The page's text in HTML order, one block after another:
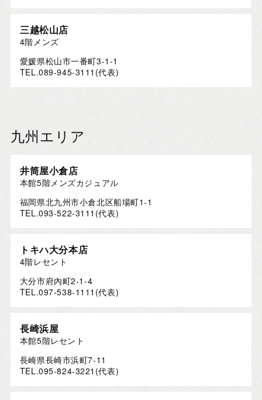
三越松山店
4階メンズ
愛媛県松山市一番町3-1-1
TEL.089-945-3111(代表)
九州エリア
井筒屋小倉店
本館5階メンズカジュアル
福岡県北九州市小倉北区船場町1-1
TEL.093-522-3111(代表)
トキハ大分本店
4階レセント
大分市府內町2-1-4
TEL.097-538-1111(代表)
長崎浜屋
本館5階レセント
長崎県長崎市浜町7-11
TEL.095-824-3221(代表)